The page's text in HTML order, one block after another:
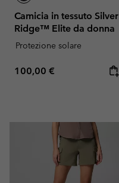
Camicia in tessuto Silver
Ridge™ Elite da donna
Protezione solare
Regular price:
100,00 €